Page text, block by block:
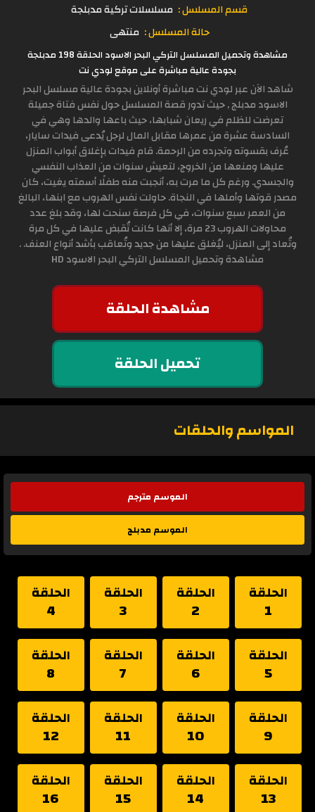
قسم المسلسل : مسلسلات تركية مدبلجة
حالة المسلسل : منتهى
مشاهدة وتحميل المسلسل التركي البحر الاسود الحلقة 198 مدبلجة
بجودة عالية مباشرة على موقع لودي نت
شاهد الآن عبر لودي نت مباشرة أونلاين بجودة عالية مسلسل البحر
الاسود مدبلج , حيث تدور قصة المسلسل حول نفس فتاة جميلة
تعرضت للظلم في ريعان شبابها، حيث باعها والدها وهي في
السادسة عشرة من عمرها مقابل المال لرجل يُدعى فيدات سايار،
عُرف بقسوته وتجرده من الرحمة. قام فيدات بإغلاق أبواب المنزل
عليها ومنعها من الخروج، لتعيش سنوات من العذاب النفسي
والجسدي. ورغم كل ما مرت به، أنجبت منه طفلًا أسمته يغيت، كان
مصدر قوتها وأملها في النجاة. حاولت نفس الهروب مع ابنها، البالغ
من العمر سبع سنوات، في كل فرصة سنحت لها، وقد بلغ عدد
محاولات الهروب 23 مرة، إلا أنها كانت تُقبض عليها في كل مرة
وتُعاد إلى المنزل، ليُغلق عليها من جديد وتُعاقب بأشد أنواع العنف. .
مشاهدة وتحميل المسلسل التركي البحر الاسود HD
مشاهدة الحلقة
تحميل الحلقة
المواسم والحلقات
الموسم مترجم
الموسم مدبلج
الحلقة
1
الحلقة
2
الحلقة
3
الحلقة
4
الحلقة
5
الحلقة
6
الحلقة
7
الحلقة
8
الحلقة
9
الحلقة
10
الحلقة
11
الحلقة
12
الحلقة
13
الحلقة
14
الحلقة
15
الحلقة
16